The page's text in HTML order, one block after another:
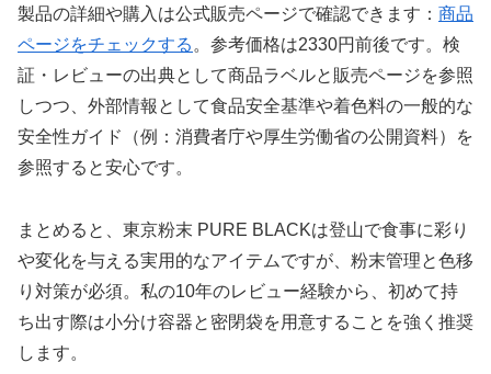
製品の詳細や購入は公式販売ページで確認できます： 商品
ページをチェックする 。参考価格は2330円前後です。検
証・レビューの出典として商品ラベルと販売ページを参照
しつつ、外部情報として食品安全基準や着色料の一般的な
安全性ガイド（例：消費者庁や厚生労働省の公開資料）を
参照すると安心です。
まとめると、東京粉末 PURE BLACKは登山で食事に彩り
や変化を与える実用的なアイテムですが、粉末管理と色移
り対策が必須。私の10年のレビュー経験から、初めて持
ち出す際は小分け容器と密閉袋を用意することを強く推奨
します。